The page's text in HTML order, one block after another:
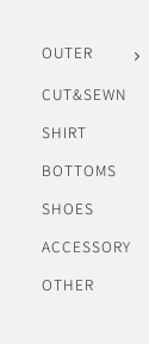
OUTER
CUT&SEWN
SHIRT
BOTTOMS
SHOES
ACCESSORY
OTHER